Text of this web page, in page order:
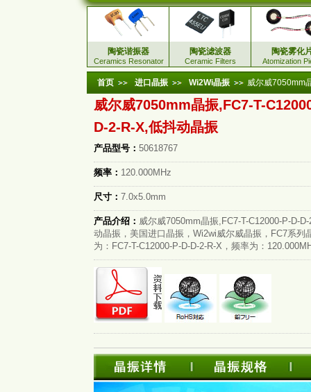
陶瓷谐振器
Ceramics Resonator
陶瓷滤波器
Ceramic Filters
陶瓷雾化
Atomization
首页 进口晶振 Wi2Wi晶振 威尔威7050mm
威尔威7050mm晶振,FC7-T-
D-2-R-X,低抖动晶振
产品型号： 50618767
频率： 120.000MHz
尺寸： 7.0x5.0mm
产品介绍： 威尔威7050mm晶振,FC7-T-C12000-P-D-
动晶振，美国进口晶振，Wi2wi威尔威晶振，FC7系列
为：FC7-T-C12000-P-D-D-2-R-X，频率为：